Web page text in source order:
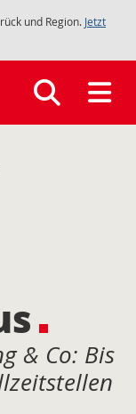
und Region. Jetzt
& Co: Bis